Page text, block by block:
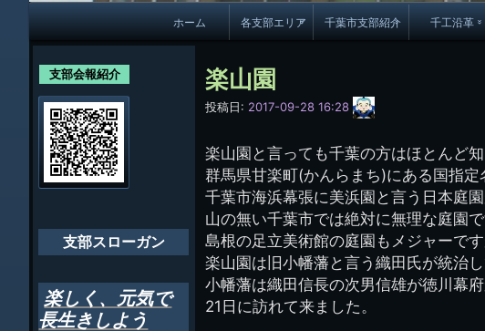
メ
イ
ン
ナ
ビ
ゲ
ー
ョ
ン
ホーム 各支部エリア 千葉市支部紹介
会員・役員名簿
ちばし支部だより
年間行事
会員メッセージ
千工沿革
検見川校
財団法人
鉄道連
楽山園
投稿日: 2017-09-28 16:28
サ
イ
管
理
人
(44E)
楽山園と言っても千葉の方はほとんど知
群馬県甘楽町(かんらまち)にある国指定
千葉市海浜幕張に美浜園と言う日本庭
山の無い千葉市では絶対に無理な庭園で
島根の足立美術館の庭園もメジャーで
楽山園は旧小幡藩と言う織田氏が統治し
小幡藩は織田信長の次男信雄が徳川幕
21日に訪れて来ました。
支部会報紹介
支部スローガン
楽しく、元気で
長生きしよう